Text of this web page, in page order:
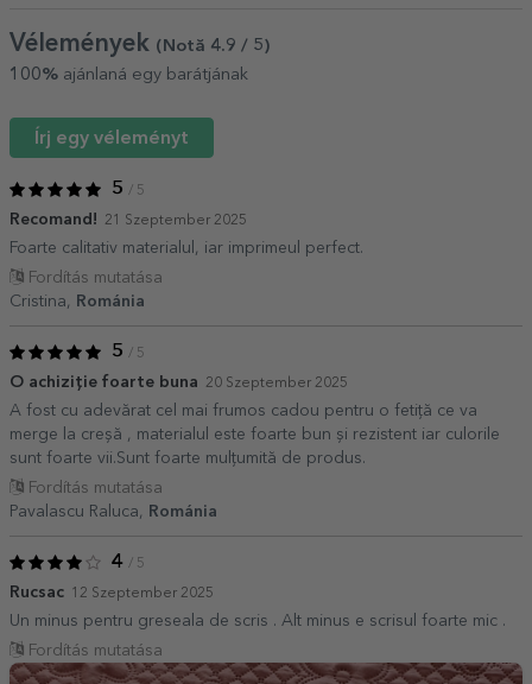
Vélemények (Notă 4.9 / 5 )
100% ajánlaná egy barátjának
Írj egy véleményt
5 / 5
Recomand! 21 Szeptember 2025
Foarte calitativ materialul, iar imprimeul perfect.
Fordítás mutatása
Cristina,
Románia
5 / 5
O achiziție foarte buna 20 Szeptember 2025
A fost cu adevărat cel mai frumos cadou pentru o fetiță ce va
merge la creșă , materialul este foarte bun și rezistent iar culorile
sunt foarte vii.Sunt foarte mulțumită de produs.
Fordítás mutatása
Pavalascu Raluca,
Románia
4 / 5
Rucsac 12 Szeptember 2025
Un minus pentru greseala de scris . Alt minus e scrisul foarte mic .
Fordítás mutatása